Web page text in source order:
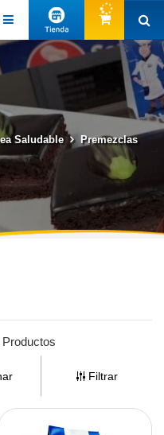
Saludable Premezclas
Productos
Filtrar